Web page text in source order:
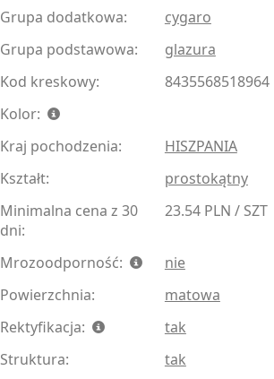
Grupa dodatkowa:
cygaro
Grupa podstawowa:
glazura
Kod kreskowy:
8435568518964
Kolor:
Kraj pochodzenia:
HISZPANIA
Kształt:
prostokątny
Minimalna cena z 30
dni:
23.54 PLN / SZT
Mrozoodporność:
nie
Powierzchnia:
matowa
Rektyfikacja:
tak
Struktura:
tak